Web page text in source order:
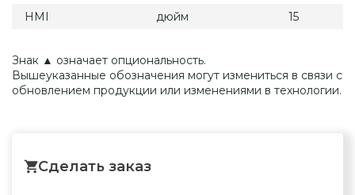
HMI
дюйм 15
Знак ▲ означает опциональность.
Вышеуказанные обозначения могут измениться в связи с
обновлением продукции или изменениями в технологии.
Сделать заказ